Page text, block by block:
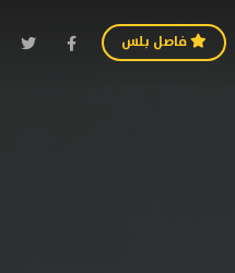
فاصل بلس